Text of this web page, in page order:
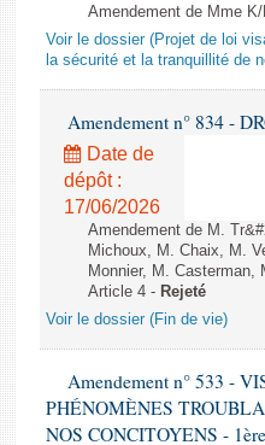
Amendement de Mme
Voir le dossier (Projet de loi
la sécurité et la tranquillité de
Amendement n° 834 -
Date de
dépôt :
17/06/2026
Amendement de M.
Michoux, M. Chaix, M.
Monnier, M.
Article 4 - Rejeté
Voir le dossier (Fin de vie)
Amendement n° 533 -
PHÉNOMÈNES
NOS CONCITOYENS -